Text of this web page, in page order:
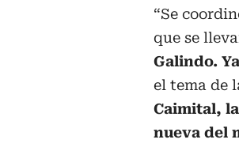
“Se
que se
Galindo.
el tema de
Caimital,
nueva del